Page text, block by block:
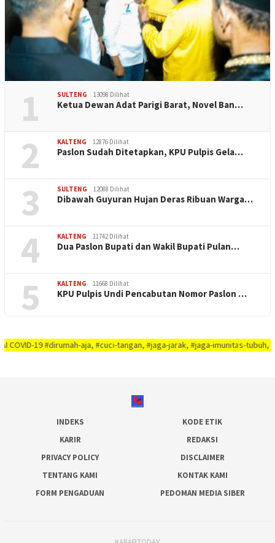
1 SULTENG 13098 Dilihat
Ketua Dewan Adat Parigi Barat, Novel Ban…
2 KALTENG 12876 Dilihat
Paslon Sudah Ditetapkan, KPU Pulpis Gela…
3 SULTENG 12088 Dilihat
Dibawah Guyuran Hujan Deras Ribuan Warga…
4 KALTENG 11742 Dilihat
Dua Paslon Bupati dan Wakil Bupati Pulan…
5 KALTENG 11668 Dilihat
KPU Pulpis Undi Pencabutan Nomor Paslon …
19 #dirumah-aja, #cuci-tangan, #jaga-jarak, #jaga-imunitas-tubuh,
INDEKS
KODE ETIK
KARIR
REDAKSI
PRIVACY POLICY
DISCLAIMER
TENTANG KAMI
KONTAK KAMI
FORM PENGADUAN
PEDOMAN MEDIA SIBER